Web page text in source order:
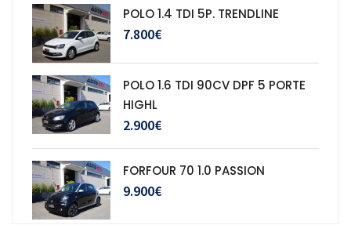
POLO 1.4 TDI 5P. TRENDLINE
7.800€
POLO 1.6 TDI 90CV DPF 5 PORTE
HIGHL
2.900€
FORFOUR 70 1.0 PASSION
9.900€